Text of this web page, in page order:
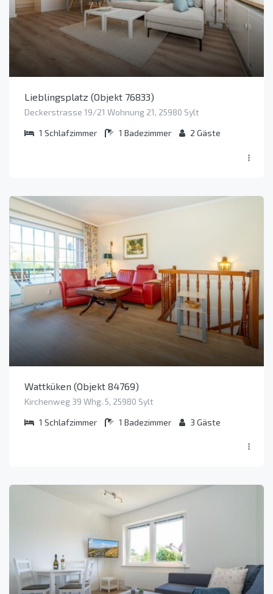
Lieblingsplatz (Objekt 76833)
Deckerstrasse 19/21 Wohnung 21, 25980 Sylt
1 Schlafzimmer 1 Badezimmer 2 Gäste
Wattküken (Objekt 84769)
Kirchenweg 39 Whg. 5, 25980 Sylt
1 Schlafzimmer 1 Badezimmer 3 Gäste